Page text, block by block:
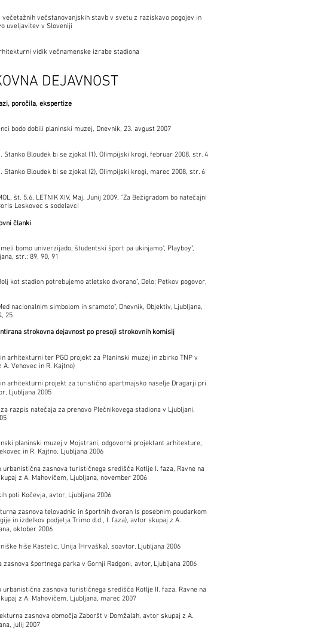
večetažnih večstanovanjskih stavb v svetu z raziskavo pogojev in
uveljavitev v Sloveniji
vidik večnamenske izrabe stadiona
DEJAVNOST
poročila, ekspertize
bodo dobili planinski muzej, Dnevnik, 23. avgust 2007
Stanko Bloudek bi se zjokal (1), Olimpijski krogi, februar 2008, str. 4
Stanko Bloudek bi se zjokal (2), Olimpijski krogi, marec 2008, str. 6
št. 5,6, LETNIK XIV, Maj, Junij 2009, "Za Bežigradom bo natečajni
Leskovec s sodelavci
članki
bomo univerzijado, študentski šport pa ukinjamo", Playboy",
str.: 89, 90, 91
kot stadion potrebujemo atletsko dvorano", Delo; Petkov pogovor,
nacionalnim simbolom in sramoto", Dnevnik, Objektiv, Ljubljana,
25
strokovna dejavnost po presoji strokovnih komisij
arhitekturni ter PGD projekt za Planinski muzej in zbirko TNP v
Vehovec in R. Kajtno)
arhitekturni projekt za turistično apartmajsko naselje Dragarji pri
Ljubljana 2005
razpis natečaja za prenovo Plečnikovega stadiona v Ljubljani,
planinski muzej v Mojstrani, odgovorni projektant arhitekture,
in R. Kajtno, Ljubljana 2006
urbanistična zasnova turističnega središča Kotlje I. faza, Ravne na
z A. Mahovičem, Ljubljana, november 2006
poti Kočevja, avtor, Ljubljana 2006
zasnova telovadnic in športnih dvoran (s posebnim poudarkom
in izdelkov podjetja Trimo d.d., I. faza), avtor skupaj z A.
oktober 2006
hiše Kastelic, Unija (Hrvaška), soavtor, Ljubljana 2006
zasnova športnega parka v Gornji Radgoni, avtor, Ljubljana 2006
urbanistična zasnova turističnega središča Kotlje II. faza, Ravne na
z A. Mahovičem, Ljubljana, marec 2007
zasnova območja Zaboršt v Domžalah, avtor skupaj z A.
julij 2007